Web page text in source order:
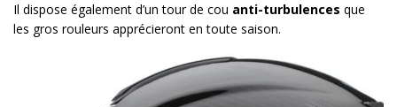
Il dispose également d’un tour de cou anti-turbulences que
les gros rouleurs apprécieront en toute saison.